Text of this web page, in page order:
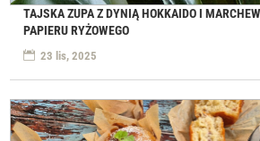
TAJSKA ZUPA Z DYNIĄ HOKKAIDO I
PAPIERU RYŻOWEGO
23 lis, 2025